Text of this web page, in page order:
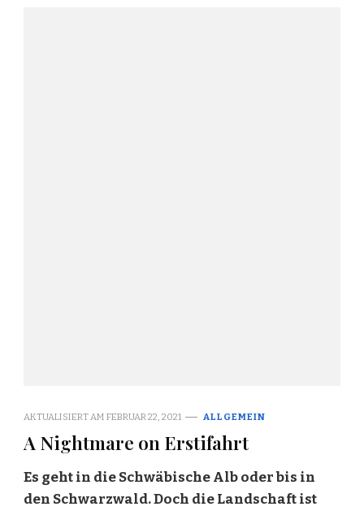
AKTUALISIERT AM FEBRUAR 22, 2021 ALLGEMEIN
A Nightmare on Erstifahrt
Es geht in die Schwäbische Alb oder bis in
den Schwarzwald. Doch die Landschaft ist